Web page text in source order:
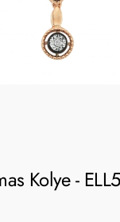
Kolye -